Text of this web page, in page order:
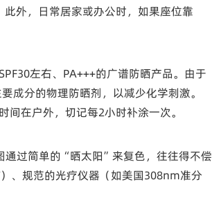
外，日常居家或办公时，如果座位靠
左右、PA+++的广谱防晒产品。由于
成分的物理防晒剂，以减少化学刺激。
在户外，切记每2小时补涂一次。
过简单的“晒太阳”来复色，往往得不偿
、规范的光疗仪器（如美国308nm准分